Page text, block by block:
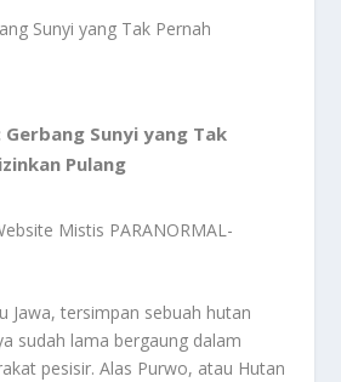
Gerbang Sunyi yang Tak
Pulang
Mistis PARANORMAL-
Jawa, tersimpan sebuah hutan
sudah lama bergaung dalam
pesisir. Alas Purwo, atau Hutan